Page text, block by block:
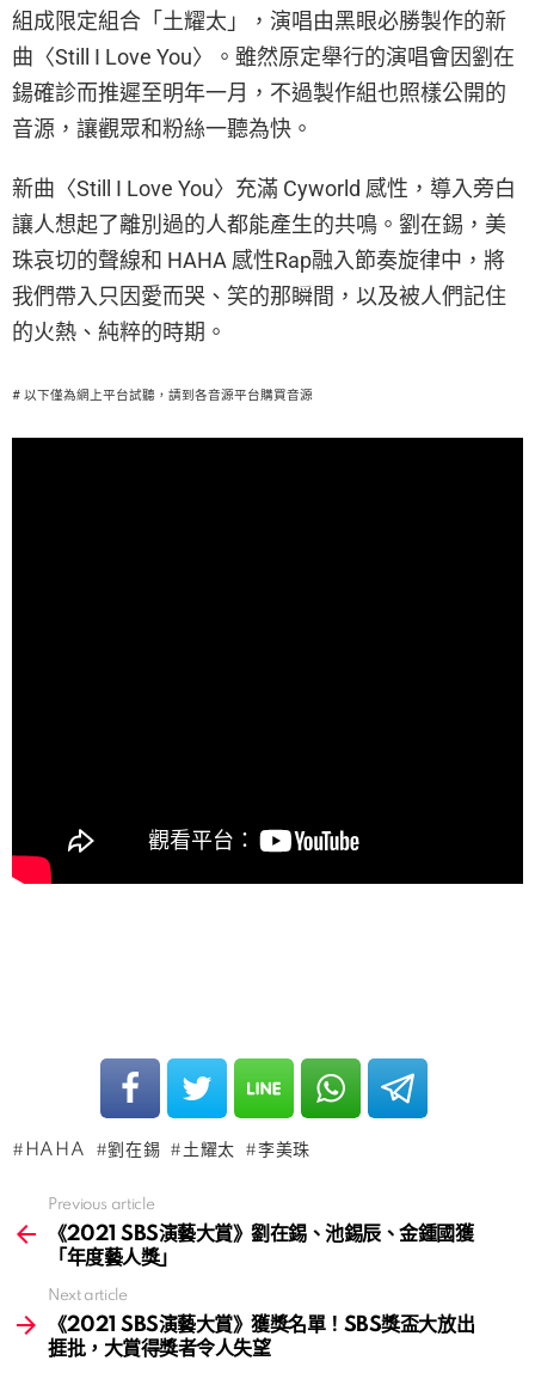
組成限定組合「土耀太」，演唱由黑眼必勝製作的新
曲〈Still I Love You〉。雖然原定舉行的演唱會因劉在
鍚確診而推遲至明年一月，不過製作組也照樣公開的
音源，讓觀眾和粉絲一聽為快。
新曲〈Still I Love You〉充滿 Cyworld 感性，導入旁白
讓人想起了離別過的人都能產生的共鳴。劉在錫，美
珠哀切的聲線和 HAHA 感性Rap融入節奏旋律中，將
我們帶入只因愛而哭、笑的那瞬間，以及被人們記住
的火熱、純粹的時期。
# 以下僅為網上平台試聽，請到各音源平台購買音源
HAHA 劉在錫 土耀太 李美珠
more
Previous article
《2021 SBS演藝大賞》劉在錫、池錫辰、金鍾國獲
「年度藝人獎」
Next article
《2021 SBS演藝大賞》獲獎名單！SBS獎盃大放出
捱批，大賞得獎者令人失望